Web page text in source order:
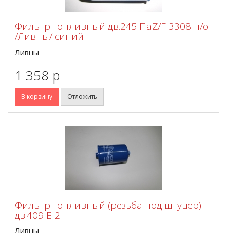
Фильтр топливный дв.245 ПаZ/Г-3308 н/о
/Ливны/ синий
Ливны
1 358 p
В корзину Отложить
Фильтр топливный (резьба под штуцер)
дв.409 Е-2
Ливны